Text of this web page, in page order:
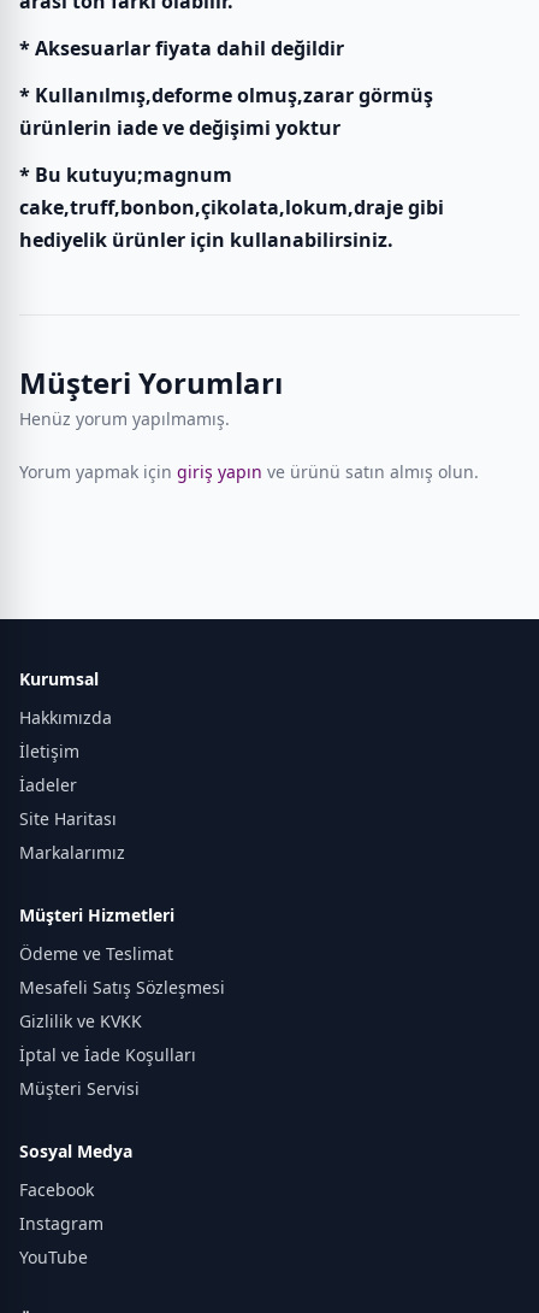
* Aksesuarlar fiyata dahil değildir
* Kullanılmış,deforme olmuş,zarar görmüş
ürünlerin iade ve değişimi yoktur
* Bu kutuyu;magnum
cake,truff,bonbon,çikolata,lokum,draje gibi
hediyelik ürünler için kullanabilirsiniz.
Müşteri Yorumları
Henüz yorum yapılmamış.
Yorum yapmak için giriş yapın ve ürünü satın almış olun.
Kurumsal
Hakkımızda
İletişim
İadeler
Site Haritası
Markalarımız
Müşteri Hizmetleri
Ödeme ve Teslimat
Mesafeli Satış Sözleşmesi
Gizlilik ve KVKK
İptal ve İade Koşulları
Müşteri Servisi
Sosyal Medya
Facebook
Instagram
YouTube